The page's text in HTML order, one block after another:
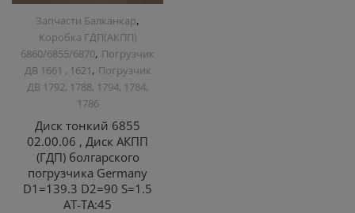
Запчасти Балканкар,
Коробка ГДП(АКПП)
6860/6855/6870, Погрузчик
ДВ 1661 , 1621, Погрузчик
ДВ 1792, 1788, 1794, 1784,
1786
Диск тонкий 6855
02.00.06 , Диск АКПП
(ГДП) болгарского
погрузчика Germany
D1=139.3 D2=90 S=1.5
AT-TA:45